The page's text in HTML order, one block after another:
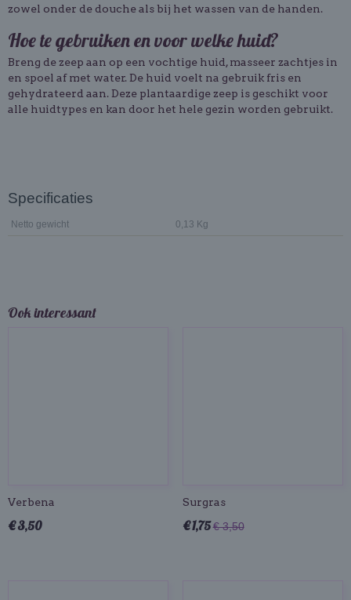
zowel onder de douche als bij het wassen van de handen.
Hoe te gebruiken en voor welke huid?
Breng de zeep aan op een vochtige huid, masseer zachtjes in
en spoel af met water. De huid voelt na gebruik fris en
gehydrateerd aan. Deze plantaardige zeep is geschikt voor
alle huidtypes en kan door het hele gezin worden gebruikt.
Specificaties
Netto gewicht 0,13 Kg
Ook interessant
Verbena
€ 3,50
Surgras
€ 1,75€ 3,50